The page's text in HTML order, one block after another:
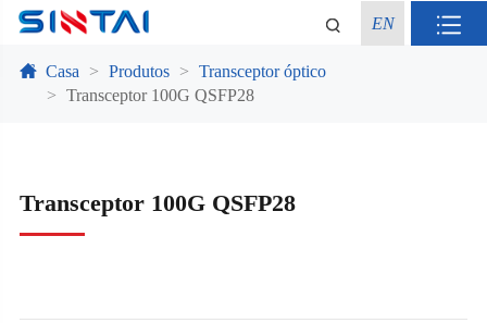
EN
Casa Produtos
Transceptor óptico
Transceptor 100G QSFP28
Transceptor 100G QSFP28